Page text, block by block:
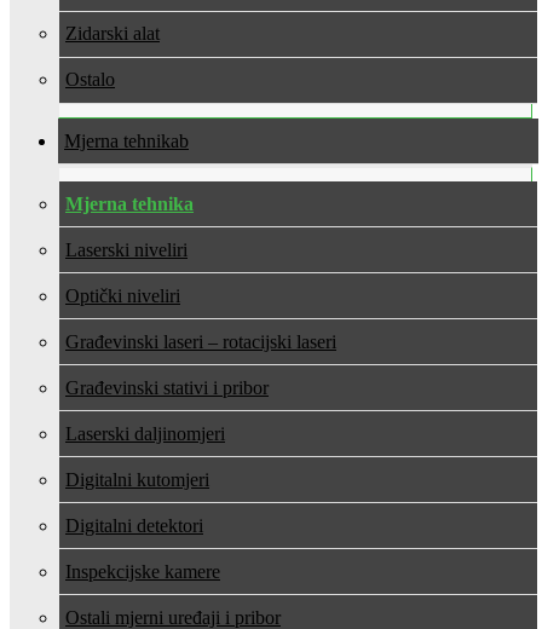
Zidarski alat
Ostalo
Mjerna tehnika
Mjerna tehnika
Laserski niveliri
Optički niveliri
Građevinski laseri – rotacijski laseri
Građevinski stativi i pribor
Laserski daljinomjeri
Digitalni kutomjeri
Digitalni detektori
Inspekcijske kamere
Ostali mjerni uređaji i pribor